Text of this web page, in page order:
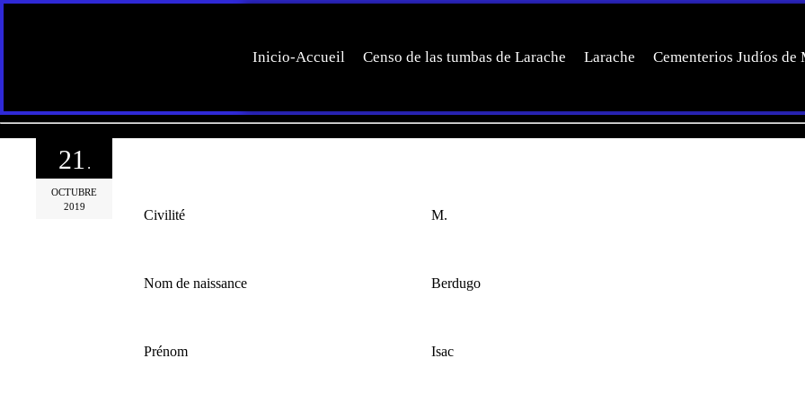
Inicio-Accueil Censo de las tumbas de Larache Larache Cementerios Judíos de
21 .
OCTUBRE
2019
Civilité M.
Nom de naissance Berdugo
Prénom Isac